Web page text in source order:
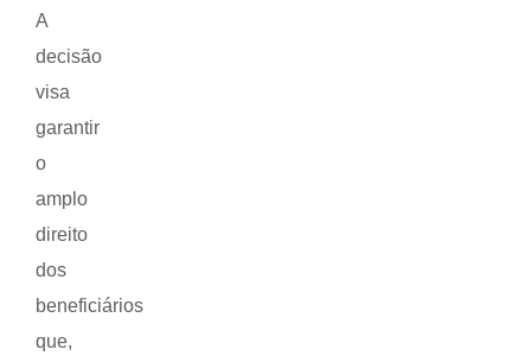
A
decisão
visa
garantir
o
amplo
direito
dos
beneficiários
que,